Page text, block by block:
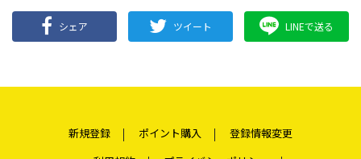
シェア ツイート LINEで送る
新規登録 ポイント購入
登録情報変更